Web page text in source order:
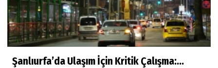
Şanlıurfa’da Ulaşım İçin Kritik Çalışma:...